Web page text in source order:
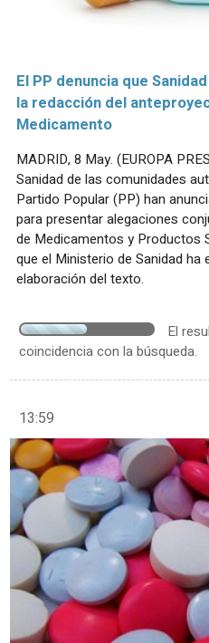
El PP denuncia que
la redacción del
Medicamento
MADRID, 8 May. (EUROPA
Sanidad de las comunidades
Partido Popular (PP) han
para presentar alegaciones
de Medicamentos y Productos
que el Ministerio de Sanidad ha
elaboración del texto.
El
coincidencia con la búsqueda.
13:59